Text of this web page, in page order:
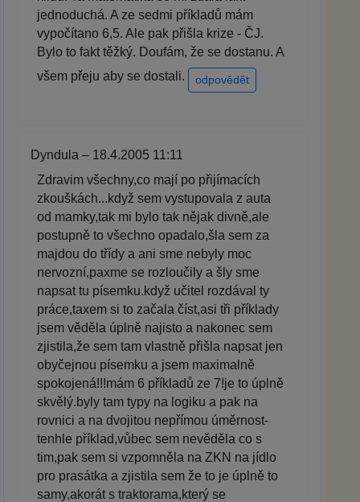
jednoduchá. A ze sedmi příkladů mám
vypočítano 6,5. Ale pak přišla krize - ČJ.
Bylo to fakt těžký. Doufám, že se dostanu. A
všem přeju aby se dostali.
odpovědět
Dyndula – 18.4.2005 11:11
Zdravim všechny,co mají po přijímacích
zkouškách...když sem vystupovala z auta
od mamky,tak mi bylo tak nějak divně,ale
postupně to všechno opadalo,šla sem za
majdou do třídy a ani sme nebyly moc
nervozní,paxme se rozloučily a šly sme
napsat tu písemku.když učitel rozdával ty
práce,taxem si to začala číst,asi tři příklady
jsem věděla úplně najisto a nakonec sem
zjistila,že sem tam vlastně přišla napsat jen
obyčejnou písemku a jsem maximalně
spokojená!!!mám 6 příkladů ze 7!je to úplně
skvělý.byly tam typy na logiku a pak na
rovnici a na dvojitou nepřímou úměrnost-
tenhle příklad,vůbec sem nevěděla co s
tim,pak sem si vzpomněla na ZKN na jídlo
pro prasátka a zjistila sem že to je úplně to
samy,akorát s traktorama,který se